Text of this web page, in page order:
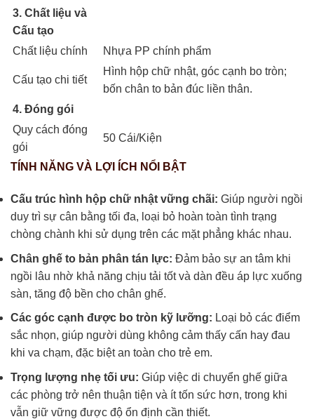
3. Chất liệu và
Cấu tạo
Chất liệu chính
Nhựa PP chính phẩm
Cấu tạo chi tiết
Hình hộp chữ nhật, góc cạnh bo tròn;
bốn chân to bản đúc liền thân.
4. Đóng gói
Quy cách đóng
gói
50 Cái/Kiện
TÍNH NĂNG VÀ LỢI ÍCH NỔI BẬT
Cấu trúc hình hộp chữ nhật vững chãi: Giúp người ngồi
duy trì sự cân bằng tối đa, loại bỏ hoàn toàn tình trạng
chòng chành khi sử dụng trên các mặt phẳng khác nhau.
Chân ghế to bản phân tán lực: Đảm bảo sự an tâm khi
ngồi lâu nhờ khả năng chịu tải tốt và dàn đều áp lực xuống
sàn, tăng độ bền cho chân ghế.
Các góc cạnh được bo tròn kỹ lưỡng: Loại bỏ các điểm
sắc nhọn, giúp người dùng không cảm thấy cấn hay đau
khi va chạm, đặc biệt an toàn cho trẻ em.
Trọng lượng nhẹ tối ưu: Giúp việc di chuyển ghế giữa
các phòng trở nên thuận tiện và ít tốn sức hơn, trong khi
vẫn giữ vững được độ ổn định cần thiết.